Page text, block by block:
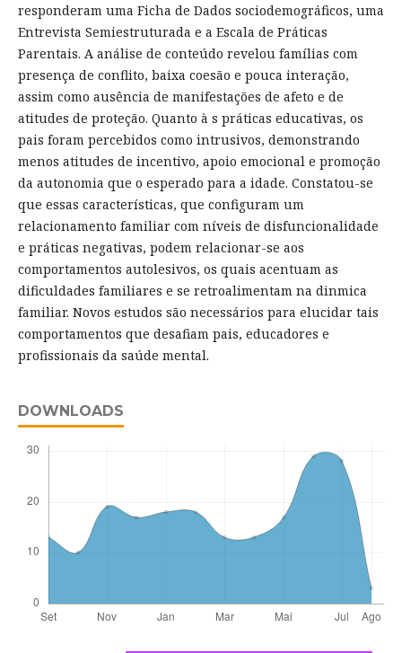
responderam uma Ficha de Dados sociodemográficos, uma
Entrevista Semiestruturada e a Escala de Práticas
Parentais. A análise de conteúdo revelou famílias com
presença de conflito, baixa coesão e pouca interação,
assim como ausência de manifestações de afeto e de
atitudes de proteção. Quanto à s práticas educativas, os
pais foram percebidos como intrusivos, demonstrando
menos atitudes de incentivo, apoio emocional e promoção
da autonomia que o esperado para a idade. Constatou-se
que essas características, que configuram um
relacionamento familiar com níveis de disfuncionalidade
e práticas negativas, podem relacionar-se aos
comportamentos autolesivos, os quais acentuam as
dificuldades familiares e se retroalimentam na dinmica
familiar. Novos estudos são necessários para elucidar tais
comportamentos que desafiam pais, educadores e
profissionais da saúde mental.
DOWNLOADS